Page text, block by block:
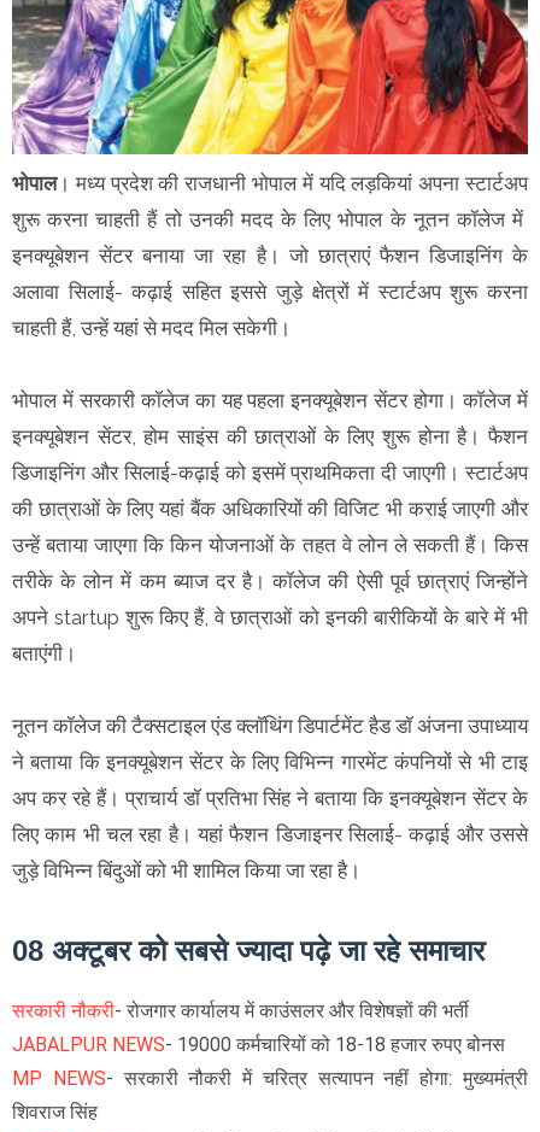
भोपाल। मध्य प्रदेश की राजधानी भोपाल में यदि लड़कियां अपना स्टार्टअप
शुरू करना चाहती हैं तो उनकी मदद के लिए भोपाल के नूतन कॉलेज में
इनक्यूबेशन सेंटर बनाया जा रहा है। जो छात्राएं फैशन डिजाइनिंग के
अलावा सिलाई- कढ़ाई सहित इससे जुड़े क्षेत्रों में स्टार्टअप शुरू करना
चाहती हैं, उन्हें यहां से मदद मिल सकेगी।
भोपाल में सरकारी कॉलेज का यह पहला इनक्यूबेशन सेंटर होगा। कॉलेज में
इनक्यूबेशन सेंटर, होम साइंस की छात्राओं के लिए शुरू होना है। फैशन
डिजाइनिंग और सिलाई-कढ़ाई को इसमें प्राथमिकता दी जाएगी। स्टार्टअप
की छात्राओं के लिए यहां बैंक अधिकारियों की विजिट भी कराई जाएगी और
उन्हें बताया जाएगा कि किन योजनाओं के तहत वे लोन ले सकती हैं। किस
तरीके के लोन में कम ब्याज दर है। कॉलेज की ऐसी पूर्व छात्राएं जिन्होंने
अपने startup शुरू किए हैं, वे छात्राओं को इनकी बारीकियों के बारे में भी
बताएंगी।
नूतन कॉलेज की टैक्सटाइल एंड क्लॉथिंग डिपार्टमेंट हैड डॉ अंजना उपाध्याय
ने बताया कि इनक्यूबेशन सेंटर के लिए विभिन्न गारमेंट कंपनियों से भी टाइ
अप कर रहे हैं। प्राचार्य डॉ प्रतिभा सिंह ने बताया कि इनक्यूबेशन सेंटर के
लिए काम भी चल रहा है। यहां फैशन डिजाइनर सिलाई- कढ़ाई और उससे
जुड़े विभिन्न बिंदुओं को भी शामिल किया जा रहा है।
08 अक्टूबर को सबसे ज्यादा पढ़े जा रहे समाचार
सरकारी नौकरी- रोजगार कार्यालय में काउंसलर और विशेषज्ञों की भर्ती
JABALPUR NEWS- 19000 कर्मचारियों को 18-18 हजार रुपए बोनस
MP NEWS- सरकारी नौकरी में चरित्र सत्यापन नहीं होगा: मुख्यमंत्री
शिवराज सिंह